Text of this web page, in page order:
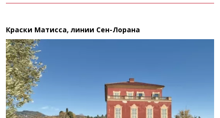
Краски Матисса, линии Сен-Лорана